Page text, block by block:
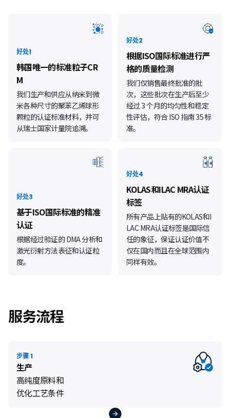
好处1
韩国唯一的标准粒子CR
M
我们生产和供应从纳米到微
米各种尺寸的聚苯乙烯球形
颗粒的认证标准材料，并可
从瑞士国家计量院追溯。
好处2
根据ISO国际标准进行严
格的质量检测
我们仅销售最终批准的批
次，这些批次在生产后至少
经过 3 个月的均匀性和稳定
性评估，符合 ISO 指南 35 标
准。
好处3
基于ISO国际标准的精准
认证
根据经过验证的 DMA 分析和
激光衍射方法表征和认证粒
度。
好处4
KOLAS和ILAC MRA认证
标签
所有产品上贴有的KOLAS和I
LAC MRA认证标签是国际信
任的象征，保证认证价值不
仅在国内而且在全球范围内
同样有效。
服务流程
步骤 1
生产
高纯度原料和
优化工艺条件